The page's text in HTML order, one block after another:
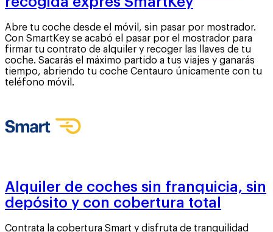
Abre tu coche desde el móvil, sin pasar por mostrador.
Con SmartKey se acabó el pasar por el mostrador para
firmar tu contrato de alquiler y recoger las llaves de tu
coche. Sacarás el máximo partido a tus viajes y ganarás
tiempo, abriendo tu coche Centauro únicamente con tu
teléfono móvil.
Alquiler de coches sin franquicia, sin
depósito y con cobertura total
Contrata la cobertura Smart y disfruta de tranquilidad